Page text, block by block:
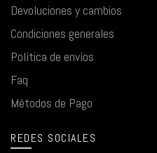
Devoluciones y cambios
Condiciones generales
Política de envíos
Faq
Métodos de Pago
REDES SOCIALES